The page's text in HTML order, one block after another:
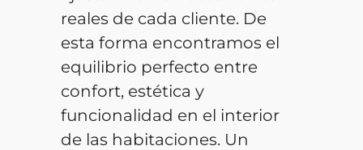
reales de cada cliente. De
esta forma encontramos el
equilibrio perfecto entre
confort, estética y
funcionalidad en el interior
de las habitaciones. Un